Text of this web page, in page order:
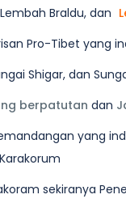
laluan yang
di
Khemah dengan
Termasuk.
Braldu, dan
Pro-Tibet yang
Shigar, dan
berpatutan dan
yang
sekiranya